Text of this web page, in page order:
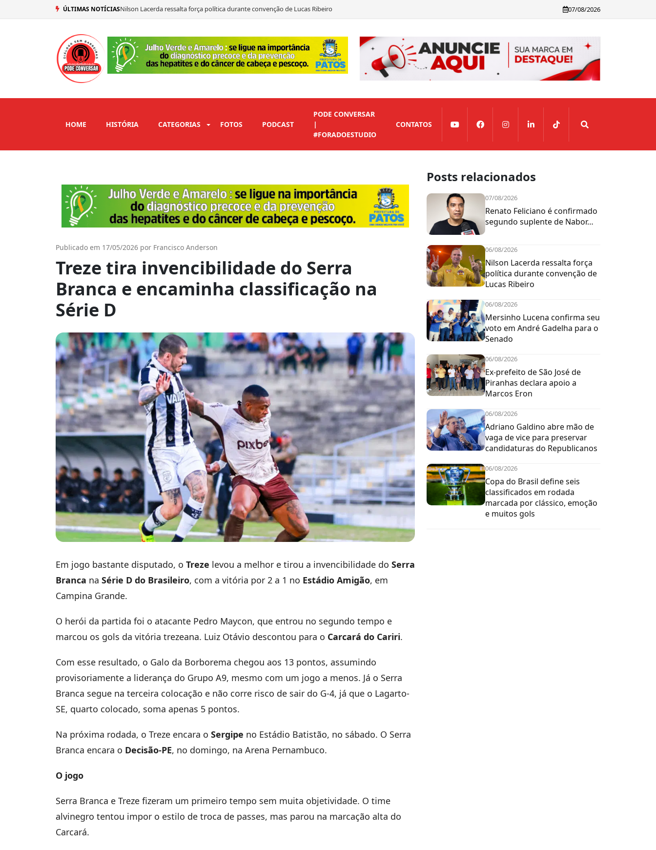
ÚLTIMAS NOTÍCIASNilson Lacerda ressalta força política durante convenção de Lucas Ribeiro
Mersinho Lucena confirma seu voto em André Gadelha para o Senado
Adriano Galdino abre mão de vaga de vice para preservar candidaturas do Republicanos
07/08/2026
HOME HISTÓRIA CATEGORIAS FOTOS PODCAST
PODE CONVERSAR
|
#FORADOESTUDIO
CONTATOS
Publicado em 17/05/2026 por Francisco Anderson
Treze tira invencibilidade do Serra
Branca e encaminha classificação na
Série D
Em jogo bastante disputado, o Treze levou a melhor e tirou a invencibilidade do Serra
Branca na Série D do Brasileiro, com a vitória por 2 a 1 no Estádio Amigão, em
Campina Grande.
O herói da partida foi o atacante Pedro Maycon, que entrou no segundo tempo e
marcou os gols da vitória trezeana. Luiz Otávio descontou para o Carcará do Cariri.
Com esse resultado, o Galo da Borborema chegou aos 13 pontos, assumindo
provisoriamente a liderança do Grupo A9, mesmo com um jogo a menos. Já o Serra
Branca segue na terceira colocação e não corre risco de sair do G-4, já que o Lagarto-
SE, quarto colocado, soma apenas 5 pontos.
Na próxima rodada, o Treze encara o Sergipe no Estádio Batistão, no sábado. O Serra
Branca encara o Decisão-PE, no domingo, na Arena Pernambuco.
O jogo
Serra Branca e Treze fizeram um primeiro tempo sem muita objetividade. O time
alvinegro tentou impor o estilo de troca de passes, mas parou na marcação alta do
Carcará.
Posts relacionados
07/08/2026
Renato Feliciano é confirmado
segundo suplente de Nabor…
06/08/2026
Nilson Lacerda ressalta força
política durante convenção de
Lucas Ribeiro
06/08/2026
Mersinho Lucena confirma seu
voto em André Gadelha para o
Senado
06/08/2026
Ex-prefeito de São José de
Piranhas declara apoio a
Marcos Eron
06/08/2026
Adriano Galdino abre mão de
vaga de vice para preservar
candidaturas do Republicanos
06/08/2026
Copa do Brasil define seis
classificados em rodada
marcada por clássico, emoção
e muitos gols